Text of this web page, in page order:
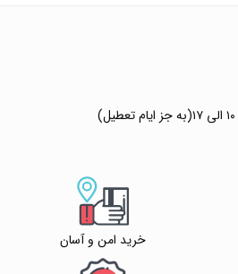
خرید امن و آسان